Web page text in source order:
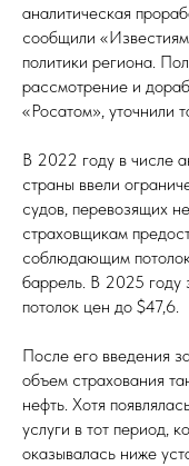
аналитическая
сообщили
политики региона.
рассмотрение и
«Росатом», уточнили
В 2022 году в числе
страны ввели
судов, перевозящих
страховщикам
соблюдающим
баррель. В 2025 году
потолок цен до $47,6.
После его введения
объем страхования
нефть. Хотя
услуги в тот период,
оказывалась ниже